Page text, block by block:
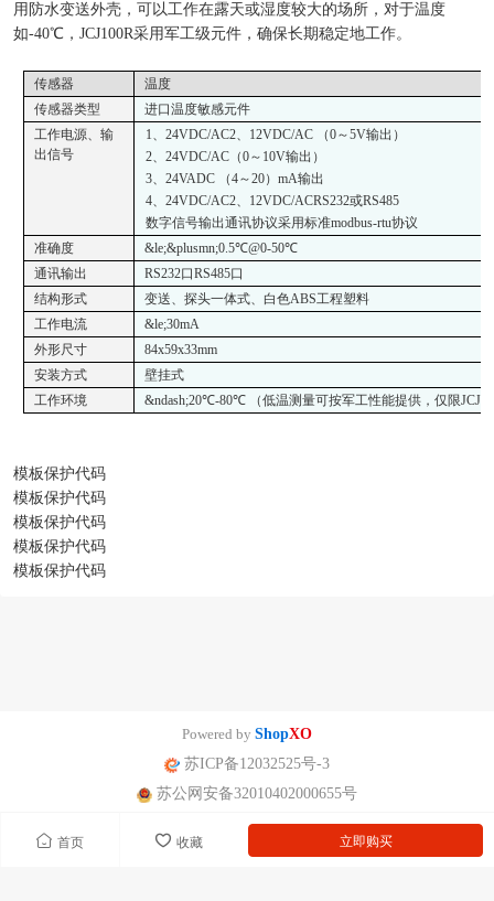
首页 收藏 立即购买
用防水变送外壳，可以工作在露天或湿度较大的场所，对于温度
如-40℃，JCJ100R采用军工级元件，确保长期稳定地工作。
传感器
温度
传感器类型
进口温度敏感元件
工作电源、输
出信号
1、24VDC/AC2、 12VDC/AC （0～5V输出）
2、24VDC/AC （0～ 10V输出）
3、24VADC （4～20）mA输出
4、24VDC/AC2、 12VDC/ACRS232或RS485
数字信号输出通讯协议采用标准modbus-rtu协议
准确度
&le;&plusmn;0.5℃@0-50℃
通讯输出
RS232口RS485口
结构形式
变送、探头一体式、白色ABS工程塑料
工作电流
&le;30mA
外形尺寸
84x59x33mm
安装方式
壁挂式
工作环境
&ndash;20℃-80℃ （低温测量可按军工性能提供，仅限
模板保护代码
模板保护代码
模板保护代码
模板保护代码
模板保护代码
Powered by ShopXO
苏ICP备12032525号-3
苏公网安备32010402000655号